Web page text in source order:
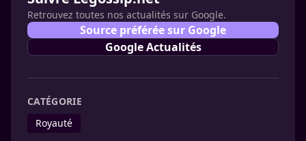
Retrouvez toutes nos actualités sur Google.
Source préférée sur Google
Google Actualités
CATÉGORIE
Royauté